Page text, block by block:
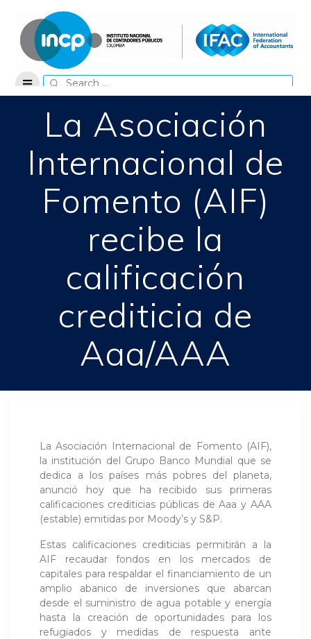
content
Search
for:
La Asociación
Internacional de
Fomento (AIF)
recibe la
calificación
crediticia de
Aaa/AAA
La Asociación Internacional de Fomento (AIF),
la institución del Grupo Banco Mundial que se
dedica a los países más pobres del planeta,
anunció hoy que ha recibido sus primeras
calificaciones crediticias públicas de Aaa y AAA
(estable) emitidas por Moody’s y S&P.
Estas calificaciones crediticias permitirán a la
AIF recaudar fondos en los mercados de
capitales para respaldar el financiamiento de un
amplio abanico de inversiones que abarcan
desde el suministro de agua potable y energía
hasta la creación de oportunidades para los
refugiados y medidas de respuesta ante